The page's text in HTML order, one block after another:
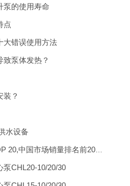
泵的使用寿命
点
大错误使用方法
致泵体发热？
装？
水设备
CHL20-10/20/30